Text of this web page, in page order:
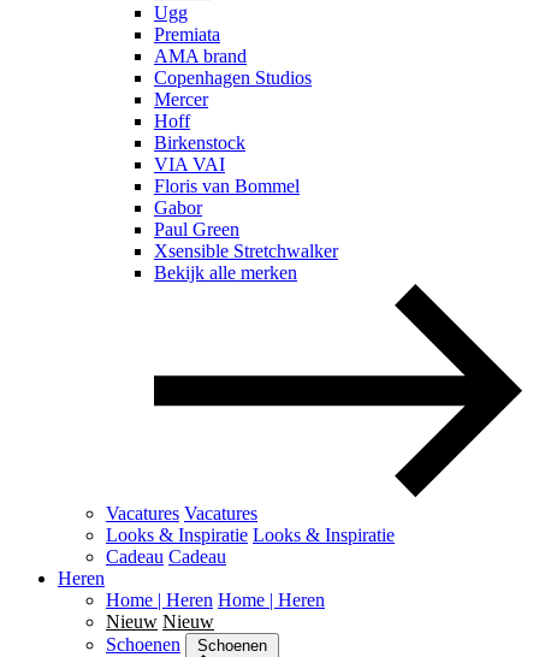
Ugg
Premiata
AMA brand
Copenhagen Studios
Mercer
Hoff
Birkenstock
VIA VAI
Floris van Bommel
Gabor
Paul Green
Xsensible Stretchwalker
Bekijk alle merken
Vacatures Vacatures
Looks & Inspiratie Looks & Inspiratie
Cadeau Cadeau
Heren
Home | Heren Home | Heren
Nieuw Nieuw
Schoenen
Schoenen